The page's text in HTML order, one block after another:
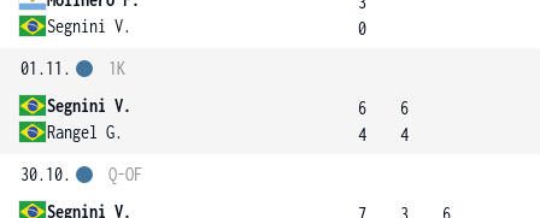
Segnini V.
0
01.11.
Segnini V.
Rangel G.
1K
6
4
6
4
30.10.
Segnini V.
Q-OF
7
3
6